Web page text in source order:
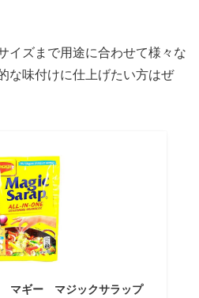
イズまで用途に合わせて様々な
な味付けに仕上げたい方はぜ
マギー マジックサラップ